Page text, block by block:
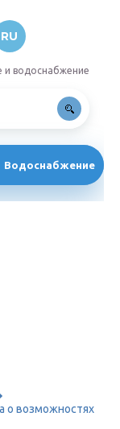
RU
и водоснабжение
Водоснабжение
о возможностях